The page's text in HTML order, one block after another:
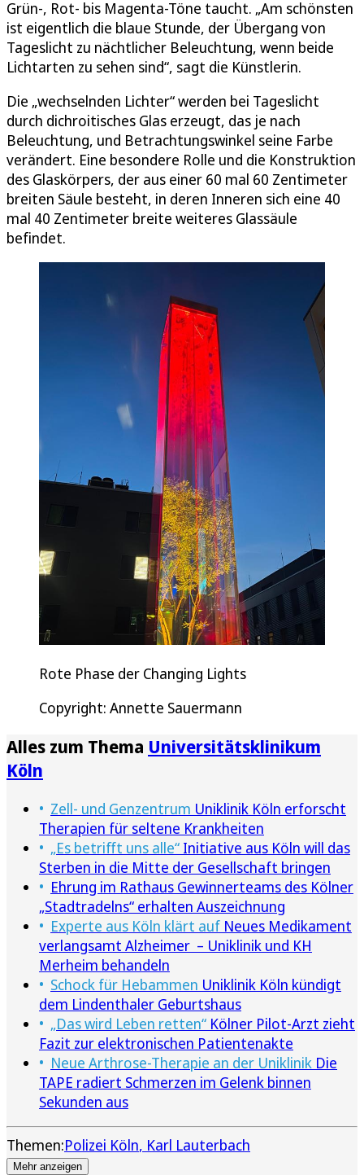
Grün-, Rot- bis Magenta-Töne taucht. „Am schönsten
ist eigentlich die blaue Stunde, der Übergang von
Tageslicht zu nächtlicher Beleuchtung, wenn beide
Lichtarten zu sehen sind“, sagt die Künstlerin.
Die „wechselnden Lichter“ werden bei Tageslicht
durch dichroitisches Glas erzeugt, das je nach
Beleuchtung, und Betrachtungswinkel seine Farbe
verändert. Eine besondere Rolle und die Konstruktion
des Glaskörpers, der aus einer 60 mal 60 Zentimeter
breiten Säule besteht, in deren Inneren sich eine 40
mal 40 Zentimeter breite weiteres Glassäule
befindet.
Rote Phase der Changing Lights
Copyright: Annette Sauermann
Alles zum Thema Universitätsklinikum
Köln
Zell- und Genzentrum Uniklinik Köln erforscht
Therapien für seltene Krankheiten
„Es betrifft uns alle“ Initiative aus Köln will das
Sterben in die Mitte der Gesellschaft bringen
Ehrung im Rathaus Gewinnerteams des Kölner
„Stadtradelns“ erhalten Auszeichnung
Experte aus Köln klärt auf Neues Medikament
verlangsamt Alzheimer – Uniklinik und KH
Merheim behandeln
Schock für Hebammen Uniklinik Köln kündigt
dem Lindenthaler Geburtshaus
„Das wird Leben retten“ Kölner Pilot-Arzt zieht
Fazit zur elektronischen Patientenakte
Neue Arthrose-Therapie an der Uniklinik Die
TAPE radiert Schmerzen im Gelenk binnen
Sekunden aus
Themen:Polizei Köln Karl Lauterbach
Mehr anzeigen